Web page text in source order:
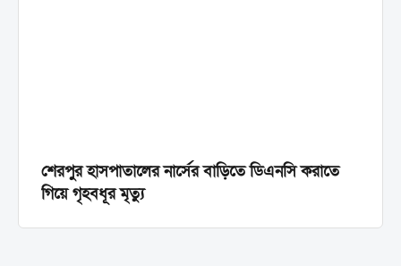
শেরপুর হাসপাতালের নার্সের বাড়িতে ডিএনসি করাতে
গিয়ে গৃহবধূর মৃত্যু